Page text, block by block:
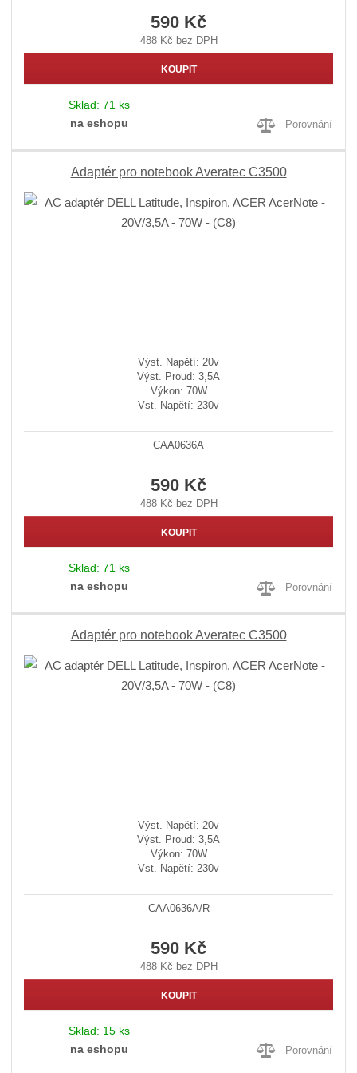
590 Kč
488 Kč bez DPH
KOUPIT
Sklad: 71 ks
na eshopu
Porovnání
Adaptér pro notebook Averatec C3500
Výst. Napětí: 20v
Výst. Proud: 3,5A
Výkon: 70W
Vst. Napětí: 230v
CAA0636A
590 Kč
488 Kč bez DPH
KOUPIT
Sklad: 71 ks
na eshopu
Porovnání
Adaptér pro notebook Averatec C3500
Výst. Napětí: 20v
Výst. Proud: 3,5A
Výkon: 70W
Vst. Napětí: 230v
CAA0636A/R
590 Kč
488 Kč bez DPH
KOUPIT
Sklad: 15 ks
na eshopu
Porovnání